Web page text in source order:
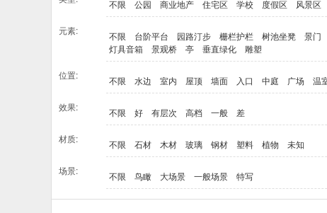
不限 公园 商业地产 住宅区 学校 度假区 风景区
元素: 不限 台阶平台 园路汀步 栅栏护栏 树池坐凳 景门
灯具音箱
景观桥 亭 垂直绿化 雕塑
位置: 不限 水边 室内 屋顶 墙面 入口 中庭 广场 温
效果: 不限 好 有层次 高档 一般 差
材质: 不限 石材 木材 玻璃 钢材 塑料 植物 未知
场景: 不限 鸟瞰 大场景 一般场景 特写